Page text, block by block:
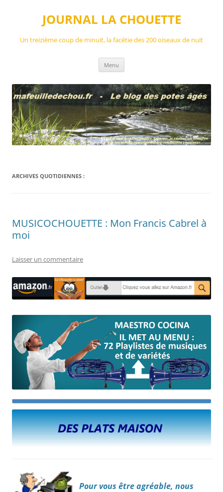
JOURNAL LA CHOUETTE
Un treizième coup de minuit, la facétie des 200 oiseaux de nuit
Menu
ARCHIVES QUOTIDIENNES :
MUSICOCHOUETTE : Mon Francis Cabrel à
moi
Laisser un commentaire
Pourvous être agréable, nous